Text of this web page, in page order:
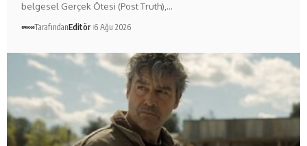
belgesel Gerçek Ötesi (Post Truth),…
TarafındanEditör 6 Ağu 2026